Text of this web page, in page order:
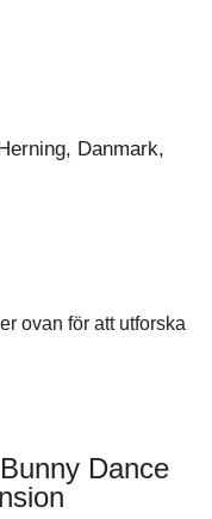
Danmark,
ovan för att utforska
Dance